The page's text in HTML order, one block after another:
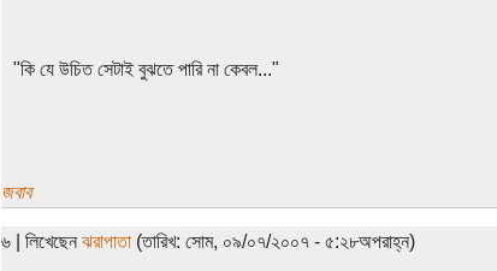
"কি যে উচিত সেটাই বুঝতে পারি না কেবল..."
জবাব
৬ | লিখেছেন ঝরাপাতা(তারিখ: সোম, ০৯/০৭/২০০৭ - ৫:২৮অপরাহ্ন)